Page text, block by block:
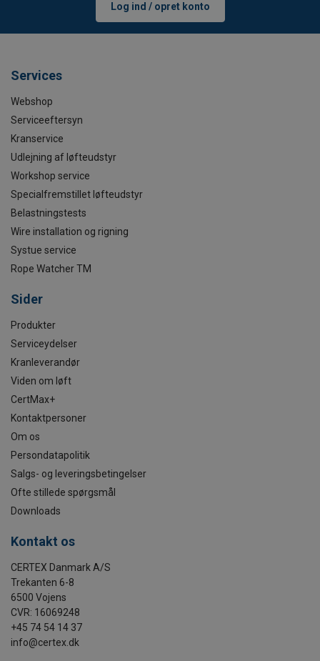
Log ind / opret konto
Services
Webshop
Serviceeftersyn
Kranservice
Udlejning af løfteudstyr
Workshop service
Specialfremstillet løfteudstyr
Belastningstests
Wire installation og rigning
Systue service
Rope Watcher TM
Sider
Produkter
Serviceydelser
Kranleverandør
Viden om løft
CertMax+
Kontaktpersoner
Om os
Persondatapolitik
Salgs- og leveringsbetingelser
Ofte stillede spørgsmål
Downloads
Kontakt os
CERTEX Danmark A/S
Trekanten 6-8
6500 Vojens
CVR: 16069248
+45 74 54 14 37
info@certex.dk